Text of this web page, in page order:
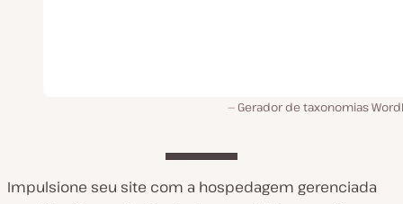
Gerador de taxonomias
Impulsione seu site com a hospedagem gerenciada